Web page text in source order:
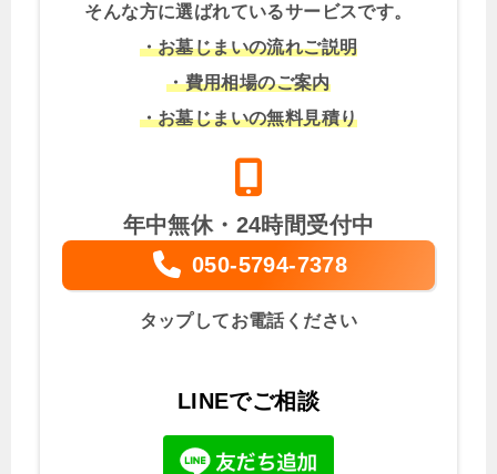
そんな方に選ばれているサービスです。
・お墓じまいの流れご説明
・費用相場のご案内
・お墓じまいの無料見積り
年中無休・24時間受付中
050-5794-7378
タップしてお電話ください
LINEでご相談